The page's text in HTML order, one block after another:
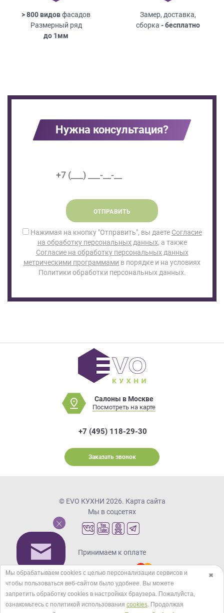
> 800 видовфасадов
Размерный ряд
до 1мм
Замер, доставка,
сборка - бесплатно
Нужна консультация?
ОТПРАВИТЬ
Нажимая на кнопку "Отправить", вы даете Согласие
на обработку персональных данных, а также
Согласие на обработку персональных данных
метрическими программами в порядке и на условиях
Политики обработки персональных данных.
Салоны в Москве
Посмотреть на карте
+7 (495) 118-29-30
Заказать звонок
© EVO КУХНИ 2026. Карта сайта
Мы в соцсетях
Принимаем к оплате
Кредиты и рассрочка
✖
Мы обрабатываем cookies с целью персонализации сервисов и
чтобы пользоваться веб-сайтом было удобнее. Вы можете
запретить обработку сookies в настройках браузера. Пожалуйста,
ознакомьтесь с политикой использования cookies. Продолжая